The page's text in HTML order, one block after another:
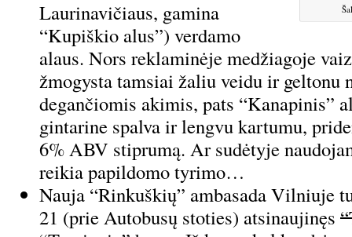
Laurinavičiaus, gamina
“Kupiškio alus”) verdamo
alaus. Nors reklaminėje medžiagoje
žmogysta tamsiai žaliu veidu ir geltonu
degančiomis akimis, pats “Kanapinis”
gintarine spalva ir lengvu kartumu,
6% ABV stiprumą. Ar sudėtyje
reikia papildomo tyrimo…
Nauja “Rinkuškių” ambasada Vilniuje
21 (prie Autobusų stoties) atsinaujinęs